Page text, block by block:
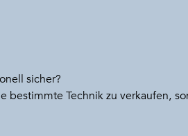
sicher?
bestimmte Technik zu verkaufen,